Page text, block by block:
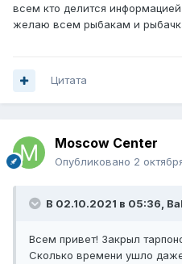
всем кто делится
желаю всем рыбакам и
Цитата
Moscow Center
Опубликовано 2
В 02.10.2021 в 05:36,
Всем привет! Закрыл
Сколько времени ушло